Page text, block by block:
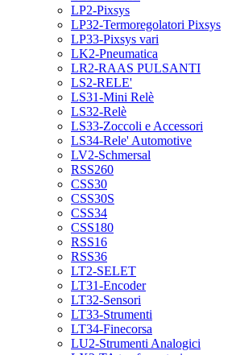
LP2-Pixsys
LP32-Termoregolatori Pixsys
LP33-Pixsys vari
LK2-Pneumatica
LR2-RAAS PULSANTI
LS2-RELE'
LS31-Mini Relè
LS32-Relè
LS33-Zoccoli e Accessori
LS34-Rele' Automotive
LV2-Schmersal
RSS260
CSS30
CSS30S
CSS34
CSS180
RSS16
RSS36
LT2-SELET
LT31-Encoder
LT32-Sensori
LT33-Strumenti
LT34-Finecorsa
LU2-Strumenti Analogici